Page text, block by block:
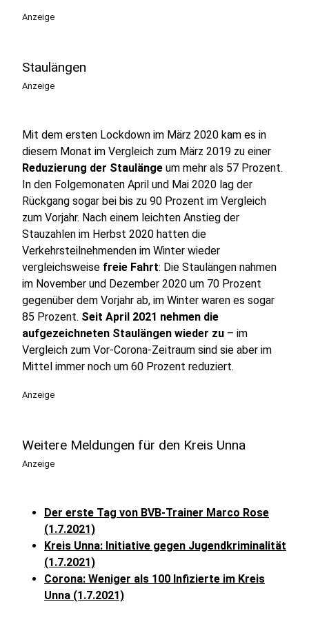
Anzeige
Staulängen
Anzeige
Mit dem ersten Lockdown im März 2020 kam es in
diesem Monat im Vergleich zum März 2019 zu einer
Reduzierung der Staulänge um mehr als 57 Prozent.
In den Folgemonaten April und Mai 2020 lag der
Rückgang sogar bei bis zu 90 Prozent im Vergleich
zum Vorjahr. Nach einem leichten Anstieg der
Stauzahlen im Herbst 2020 hatten die
Verkehrsteilnehmenden im Winter wieder
vergleichsweise freie Fahrt: Die Staulängen nahmen
im November und Dezember 2020 um 70 Prozent
gegenüber dem Vorjahr ab, im Winter waren es sogar
85 Prozent. Seit April 2021 nehmen die
aufgezeichneten Staulängen wieder zu – im
Vergleich zum Vor-Corona-Zeitraum sind sie aber im
Mittel immer noch um 60 Prozent reduziert.
Anzeige
Weitere Meldungen für den Kreis Unna
Anzeige
Der erste Tag von BVB-Trainer Marco Rose
(1.7.2021)
Kreis Unna: Initiative gegen Jugendkriminalität
(1.7.2021)
Corona: Weniger als 100 Infizierte im Kreis
Unna (1.7.2021)